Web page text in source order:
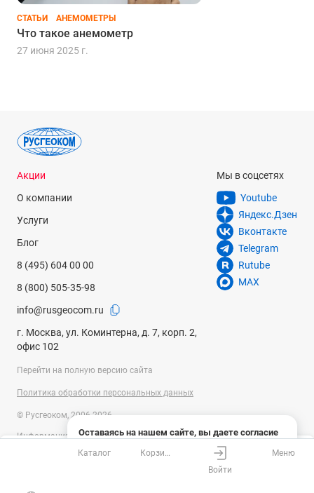
СТАТЬИ АНЕМОМЕТРЫ
Что такое анемометр
27 июня 2025 г.
Оставаясь на нашем сайте, вы даете согласие
на использование файлов cookies и сбор данных
системами веб-аналитики
Акции
О компании
Услуги
Блог
8 (495) 604 00 00
8 (800) 505-35-98
info@rusgeocom.ru
г. Москва, ул. Коминтерна, д. 7, корп. 2,
офис 102
Мы в соцсетях
Youtube
Яндекс.Дзен
Вконтакте
Telegram
Rutube
MAX
Перейти на полную версию сайта
Политика обработки персональных данных
© Русгеоком, 2006-2026
Информация на сайте носит справочный характер и не является
публичной офертой, определяемой положениями Статьи 437
Гражданского кодекса Российской Федерации. Технические
Каталог
Корзина
Войти
Меню